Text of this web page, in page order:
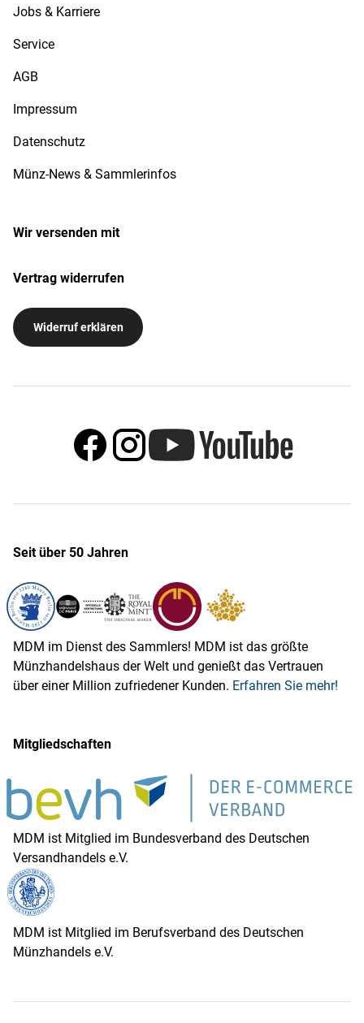
Jobs & Karriere
Service
AGB
Impressum
Datenschutz
Münz-News & Sammlerinfos
Wir versenden mit
Vertrag widerrufen
Widerruf erklären
Seit über 50 Jahren
MDM im Dienst des Sammlers! MDM ist das größte
Münzhandelshaus der Welt und genießt das Vertrauen
über einer Million zufriedener Kunden. Erfahren Sie mehr!
Mitgliedschaften
MDM ist Mitglied im Bundesverband des Deutschen
Versandhandels e.V.
MDM ist Mitglied im Berufsverband des Deutschen
Münzhandels e.V.